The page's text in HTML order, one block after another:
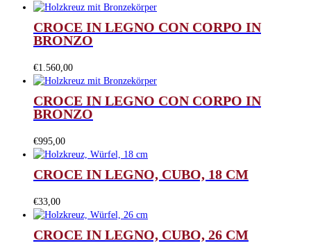
CROCE IN LEGNO CON CORPO IN
BRONZO
€1.560,00
CROCE IN LEGNO CON CORPO IN
BRONZO
€995,00
CROCE IN LEGNO, CUBO, 18 CM
€33,00
CROCE IN LEGNO, CUBO, 26 CM